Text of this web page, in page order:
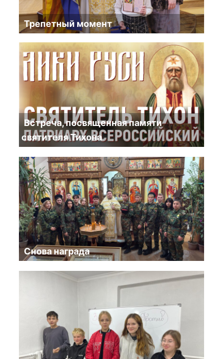
Трепетный момент
Встреча, посвященная памяти
святителя Тихона
Снова награда